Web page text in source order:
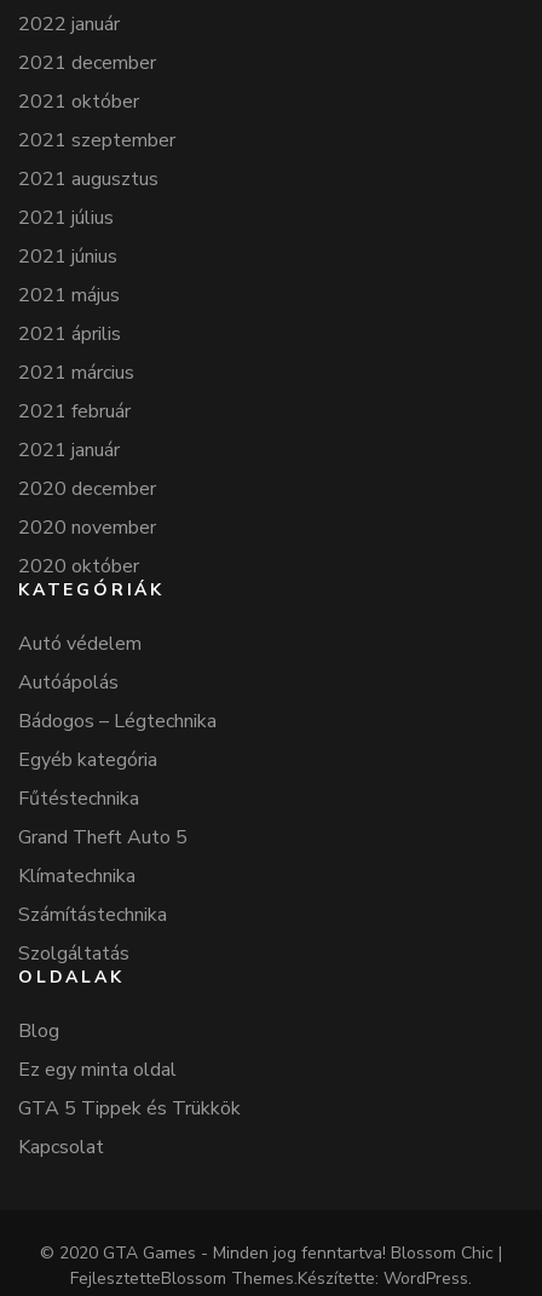
2022 január
2021 december
2021 október
2021 szeptember
2021 augusztus
2021 július
2021 június
2021 május
2021 április
2021 március
2021 február
2021 január
2020 december
2020 november
2020 október
KATEGÓRIÁK
Autó védelem
Autóápolás
Bádogos – Légtechnika
Egyéb kategória
Fűtéstechnika
Grand Theft Auto 5
Klímatechnika
Számítástechnika
Szolgáltatás
OLDALAK
Blog
Ez egy minta oldal
GTA 5 Tippek és Trükkök
Kapcsolat
© 2020 GTA Games - Minden jog fenntartva! Blossom Chic |
FejlesztetteBlossom Themes.Készítette: WordPress.